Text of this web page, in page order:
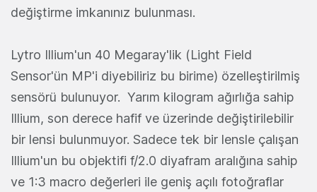
değiştirme imkanınız bulunması.
Lytro Illium'un 40 Megaray'lik (Light Field
Sensor'ün MP'i diyebiliriz bu birime) özelleştirilmiş
sensörü bulunuyor. Yarım kilogram ağırlığa sahip
Illium, son derece hafif ve üzerinde değiştirilebilir
bir lensi bulunmuyor. Sadece tek bir lensle çalışan
Illium'un bu objektifi f/2.0 diyafram aralığına sahip
ve 1:3 macro değerleri ile geniş açılı fotoğraflar